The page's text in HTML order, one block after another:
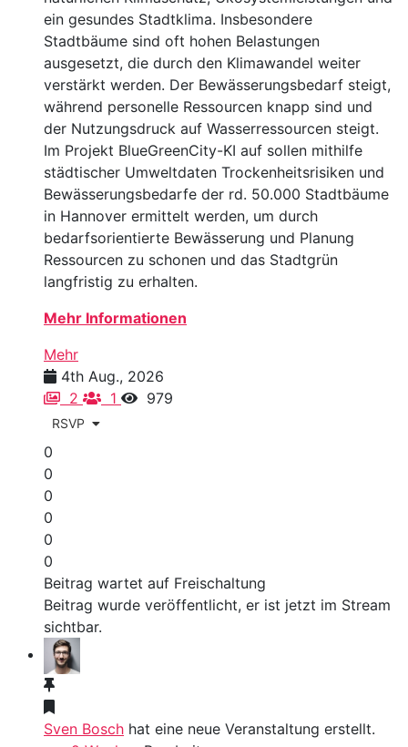
ein gesundes Stadtklima. Insbesondere
Stadtbäume sind oft hohen Belastungen
ausgesetzt, die durch den Klimawandel weiter
verstärkt werden. Der Bewässerungsbedarf steigt,
während personelle Ressourcen knapp sind und
der Nutzungsdruck auf Wasserressourcen steigt.
Im Projekt BlueGreenCity-KI auf sollen mithilfe
städtischer Umweltdaten Trockenheitsrisiken und
Bewässerungsbedarfe der rd. 50.000 Stadtbäume
in Hannover ermittelt werden, um durch
bedarfsorientierte Bewässerung und Planung
Ressourcen zu schonen und das Stadtgrün
langfristig zu erhalten.
Mehr Informationen
Mehr
4th Aug., 2026
2
1 979
RSVP
0
0
0
0
0
0
Beitrag wartet auf Freischaltung
Beitrag wurde veröffentlicht, er ist jetzt im Stream
sichtbar.
Sven Bosch hat eine neue Veranstaltung erstellt.